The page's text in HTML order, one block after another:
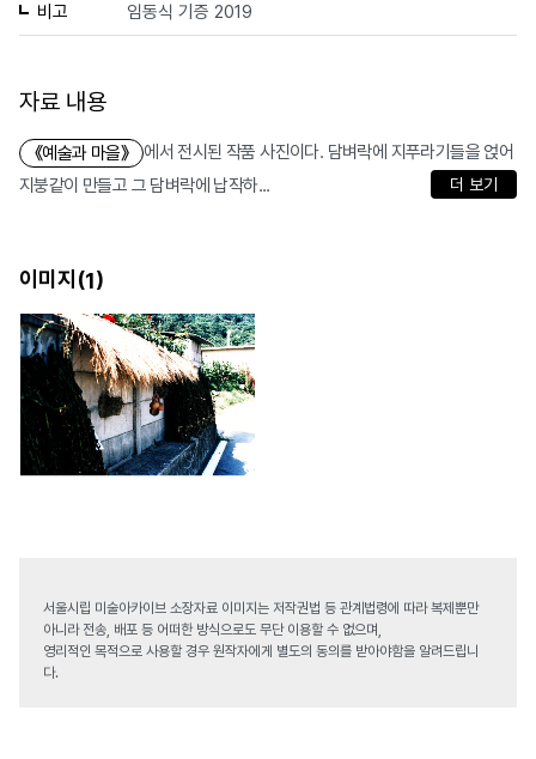
비고 임동식 기증 2019
자료 내용
《예술과 마을》
에서 전시된 작품 사진이다. 담벼락에 지푸라기들을 얹어
지붕같이 만들고 그 담벼락에 납작하...
더 보기
이미지(1)
서울시립 미술아카이브 소장자료 이미지는 저작권법 등 관계법령에 따라 복제뿐만
아니라 전송, 배포 등 어떠한 방식으로도 무단 이용할 수 없으며,
영리적인 목적으로 사용할 경우 원작자에게 별도의 동의를 받아야함을 알려드립니
다.